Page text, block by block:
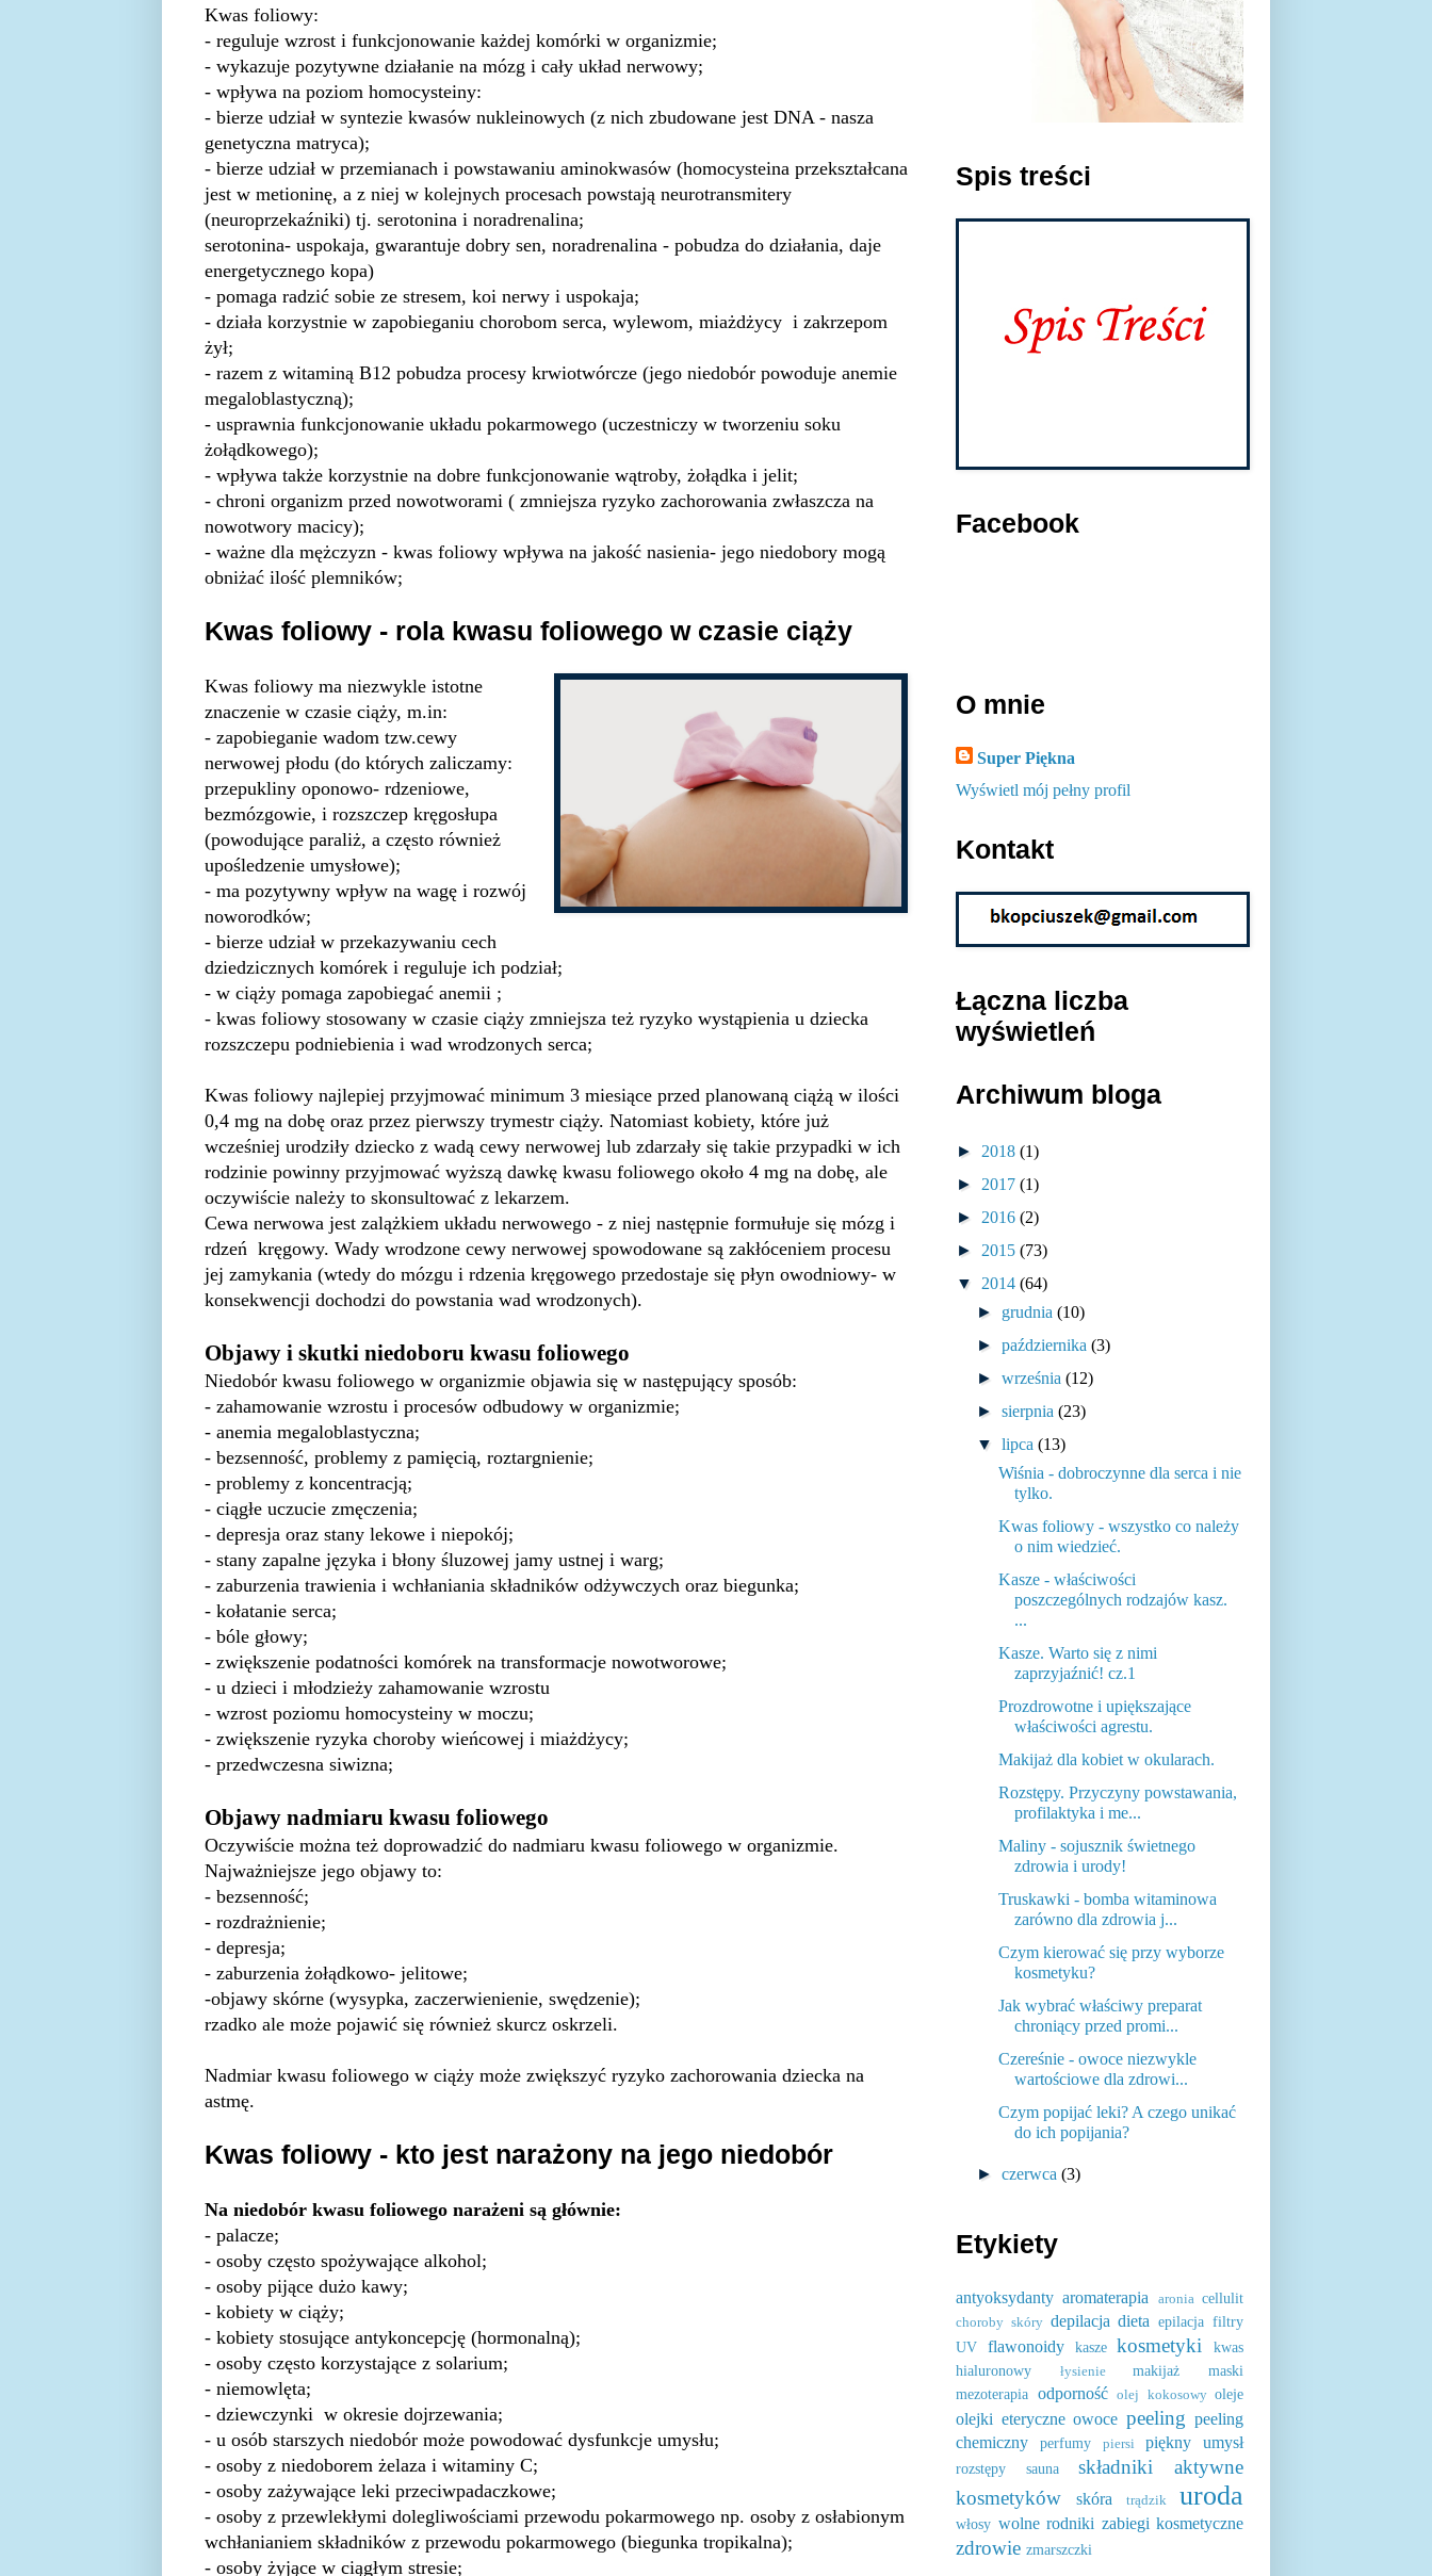
Kwas foliowy:
- reguluje wzrost i funkcjonowanie każdej komórki w organizmie;
- wykazuje pozytywne działanie na mózg i cały układ nerwowy;
- wpływa na poziom homocysteiny:
- bierze udział w syntezie kwasów nukleinowych (z nich zbudowane jest DNA - nasza
genetyczna matryca);
- bierze udział w przemianach i powstawaniu aminokwasów (homocysteina przekształcana
jest w metioninę, a z niej w kolejnych procesach powstają neurotransmitery
(neuroprzekaźniki) tj. serotonina i noradrenalina;
serotonina- uspokaja, gwarantuje dobry sen, noradrenalina - pobudza do działania, daje
energetycznego kopa)
- pomaga radzić sobie ze stresem, koi nerwy i uspokaja;
- działa korzystnie w zapobieganiu chorobom serca, wylewom, miażdżycy i zakrzepom
żył;
- razem z witaminą B12 pobudza procesy krwiotwórcze (jego niedobór powoduje anemie
megaloblastyczną);
- usprawnia funkcjonowanie układu pokarmowego (uczestniczy w tworzeniu soku
żołądkowego);
- wpływa także korzystnie na dobre funkcjonowanie wątroby, żołądka i jelit;
- chroni organizm przed nowotworami ( zmniejsza ryzyko zachorowania zwłaszcza na
nowotwory macicy);
- ważne dla mężczyzn - kwas foliowy wpływa na jakość nasienia- jego niedobory mogą
obniżać ilość plemników;
Kwas foliowy - rola kwasu foliowego w czasie ciąży
Kwas foliowy ma niezwykle istotne
znaczenie w czasie ciąży, m.in:
- zapobieganie wadom tzw.cewy
nerwowej płodu (do których zaliczamy:
przepukliny oponowo- rdzeniowe,
bezmózgowie, i rozszczep kręgosłupa
(powodujące paraliż, a często również
upośledzenie umysłowe);
- ma pozytywny wpływ na wagę i rozwój
noworodków;
- bierze udział w przekazywaniu cech
dziedzicznych komórek i reguluje ich podział;
- w ciąży pomaga zapobiegać anemii ;
- kwas foliowy stosowany w czasie ciąży zmniejsza też ryzyko wystąpienia u dziecka
rozszczepu podniebienia i wad wrodzonych serca;
Kwas foliowy najlepiej przyjmować minimum 3 miesiące przed planowaną ciążą w ilości
0,4 mg na dobę oraz przez pierwszy trymestr ciąży. Natomiast kobiety, które już
wcześniej urodziły dziecko z wadą cewy nerwowej lub zdarzały się takie przypadki w ich
rodzinie powinny przyjmować wyższą dawkę kwasu foliowego około 4 mg na dobę, ale
oczywiście należy to skonsultować z lekarzem.
Cewa nerwowa jest zalążkiem układu nerwowego - z niej następnie formułuje się mózg i
rdzeń kręgowy. Wady wrodzone cewy nerwowej spowodowane są zakłóceniem procesu
jej zamykania (wtedy do mózgu i rdzenia kręgowego przedostaje się płyn owodniowy- w
konsekwencji dochodzi do powstania wad wrodzonych).
Objawy i skutki niedoboru kwasu foliowego
Niedobór kwasu foliowego w organizmie objawia się w następujący sposób:
- zahamowanie wzrostu i procesów odbudowy w organizmie;
- anemia megaloblastyczna;
- bezsenność, problemy z pamięcią, roztargnienie;
- problemy z koncentracją;
- ciągłe uczucie zmęczenia;
- depresja oraz stany lekowe i niepokój;
- stany zapalne języka i błony śluzowej jamy ustnej i warg;
- zaburzenia trawienia i wchłaniania składników odżywczych oraz biegunka;
- kołatanie serca;
- bóle głowy;
- zwiększenie podatności komórek na transformacje nowotworowe;
- u dzieci i młodzieży zahamowanie wzrostu
- wzrost poziomu homocysteiny w moczu;
- zwiększenie ryzyka choroby wieńcowej i miażdżycy;
- przedwczesna siwizna;
Objawy nadmiaru kwasu foliowego
Oczywiście można też doprowadzić do nadmiaru kwasu foliowego w organizmie.
Najważniejsze jego objawy to:
- bezsenność;
- rozdrażnienie;
- depresja;
- zaburzenia żołądkowo- jelitowe;
-objawy skórne (wysypka, zaczerwienienie, swędzenie);
rzadko ale może pojawić się również skurcz oskrzeli.
Nadmiar kwasu foliowego w ciąży może zwiększyć ryzyko zachorowania dziecka na
astmę.
Kwas foliowy - kto jest narażony na jego niedobór
Na niedobór kwasu foliowego narażeni są głównie:
- palacze;
- osoby często spożywające alkohol;
- osoby pijące dużo kawy;
- kobiety w ciąży;
- kobiety stosujące antykoncepcję (hormonalną);
- osoby często korzystające z solarium;
- niemowlęta;
- dziewczynki w okresie dojrzewania;
- u osób starszych niedobór może powodować dysfunkcje umysłu;
- osoby z niedoborem żelaza i witaminy C;
- osoby zażywające leki przeciwpadaczkowe;
- osoby z przewlekłymi dolegliwościami przewodu pokarmowego np. osoby z osłabionym
wchłanianiem składników z przewodu pokarmowego (biegunka tropikalna);
- osoby żyjące w ciągłym stresie;
Spis treści
Facebook
O mnie
Super Piękna
Wyświetl mój pełny profil
Kontakt
Łączna liczba
wyświetleń
Archiwum bloga
► 2018 (1)
► 2017 (1)
► 2016 (2)
► 2015 (73)
▼ 2014 (64)
► grudnia(10)
►października(3)
►września(12)
►sierpnia(23)
▼lipca(13)
Wiśnia - dobroczynne dla serca i nie
tylko.
Kwas foliowy - wszystko co należy
o nim wiedzieć.
Kasze - właściwości
poszczególnych rodzajów kasz.
...
Kasze. Warto się z nimi
zaprzyjaźnić! cz.1
Prozdrowotne i upiększające
właściwości agrestu.
Makijaż dla kobiet w okularach.
Rozstępy. Przyczyny powstawania,
profilaktyka i me...
Maliny - sojusznik świetnego
zdrowia i urody!
Truskawki - bomba witaminowa
zarówno dla zdrowia j...
Czym kierować się przy wyborze
kosmetyku?
Jak wybrać właściwy preparat
chroniący przed promi...
Czereśnie - owoce niezwykle
wartościowe dla zdrowi...
Czym popijać leki? A czego unikać
do ich popijania?
►czerwca(3)
Etykiety
antyoksydanty aromaterapia aronia cellulit
choroby skóry depilacja dieta epilacja filtry
UV
flawonoidy kasze kosmetyki
kwas
hialuronowy
łysienie makijaż
maski
mezoterapia odporność olej kokosowy oleje
olejki eteryczne owoce peeling peeling
chemiczny
perfumy piersi piękny umysł
rozstępy sauna
składniki aktywne
kosmetyków
skóra trądzik uroda
włosy wolne rodniki zabiegi kosmetyczne
zdrowie zmarszczki